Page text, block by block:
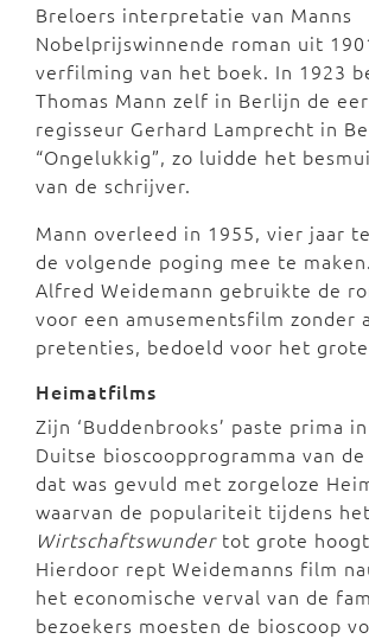
Breloers interpretatie van Manns
Nobelprijswinnende roman uit
verfilming van het boek. In 1923
Thomas Mann zelf in Berlijn de
regisseur Gerhard Lamprecht in
“Ongelukkig”, zo luidde het
van de schrijver.
Mann overleed in 1955, vier jaar
de volgende poging mee te
Alfred Weidemann gebruikte de
voor een amusementsfilm zonder
pretenties, bedoeld voor het
Heimatfilms
Zijn ‘Buddenbrooks’ paste prima
Duitse bioscoopprogramma van
dat was gevuld met zorgeloze
waarvan de populariteit tijdens het
Wirtschaftswundertot grote
Hierdoor rept Weidemanns film
het economische verval van de
bezoekers moesten de bioscoop